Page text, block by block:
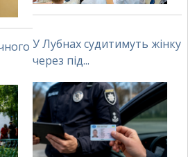
У Лубнах судитимуть жінку
через під...